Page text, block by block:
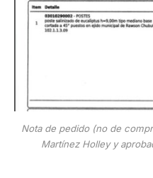
Nota de pedido (no de
Martínez Holley y